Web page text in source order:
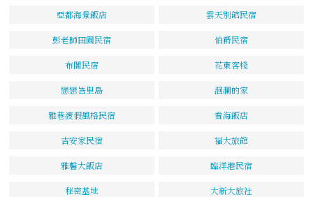
亞都海景飯店 雲天別館民宿
彭老師田園民宿 伯爵民宿
布閣民宿 花東客棧
戀戀峇里島 洄瀾的家
雅巷渡假風格民宿 看海飯店
吉安家民宿 福大旅館
雅馨大飯店 臨洋港民宿
秘密基地 大新大旅社